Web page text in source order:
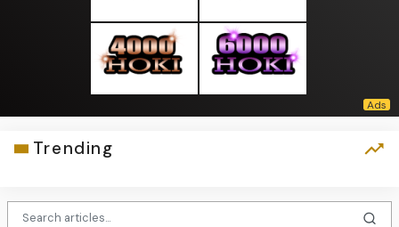
Trending